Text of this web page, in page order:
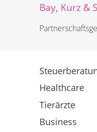
Bay, Kurz &
Healthcare
Tierärzte
Business